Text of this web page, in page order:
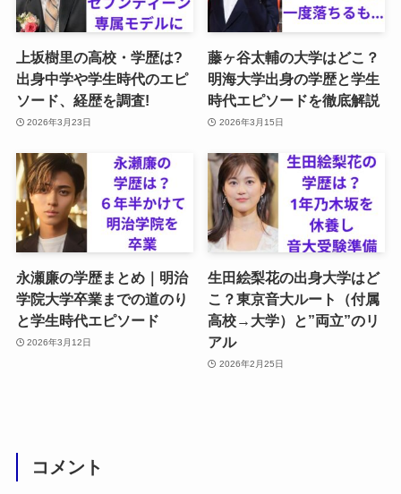
上坂樹里の高校・学歴は?
出身中学や学生時代のエピ
ソード、経歴を調査!
2026年3月23日
藤ヶ谷太輔の大学はどこ？
明海大学出身の学歴と学生
時代エピソードを徹底解説
2026年3月15日
永瀬廉の学歴まとめ｜明治
学院大学卒業までの道のり
と学生時代エピソード
2026年3月12日
生田絵梨花の出身大学はど
こ？東京音大ルート（付属
高校→大学）と”両立”のリ
アル
2026年2月25日
コメント